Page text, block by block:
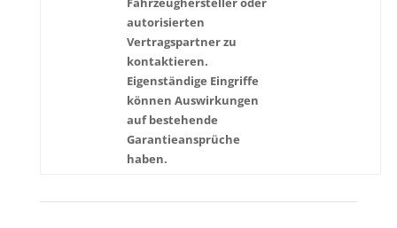
autorisierten
Vertragspartner zu
kontaktieren.
Eigenständige Eingriffe
können Auswirkungen
auf bestehende
Garantieansprüche
haben.